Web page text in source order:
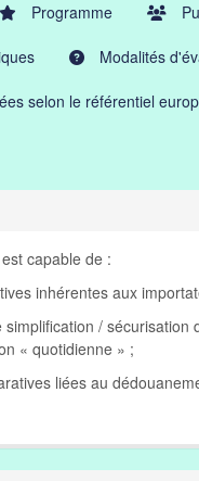
Programme
Modalités
selon le référentiel
capable de :
inhérentes aux
/
« quotidienne » ;
liées au